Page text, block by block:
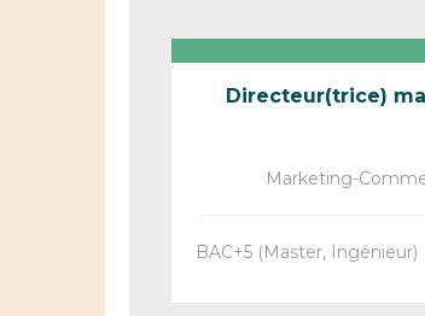
Directeur(trice)
Marketing-
BAC+5 (Master, Ingénieur)